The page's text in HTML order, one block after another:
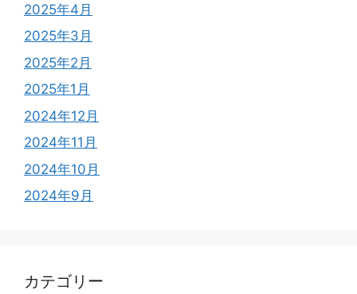
2025年4月
2025年3月
2025年2月
2025年1月
2024年12月
2024年11月
2024年10月
2024年9月
カテゴリー